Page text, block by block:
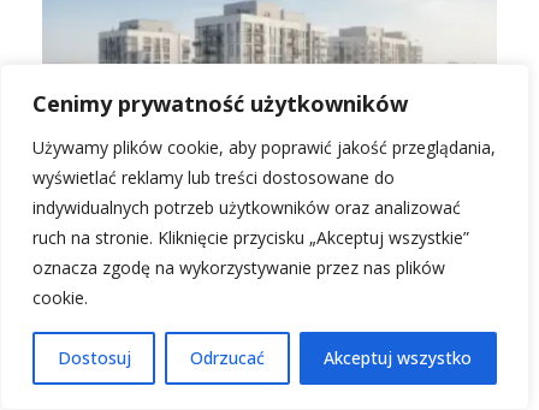
Cenimy prywatność użytkowników
Używamy plików cookie, aby poprawić jakość przeglądania,
wyświetlać reklamy lub treści dostosowane do
indywidualnych potrzeb użytkowników oraz analizować
ruch na stronie. Kliknięcie przycisku „Akceptuj wszystkie”
oznacza zgodę na wykorzystywanie przez nas plików
cookie.
Dostosuj Odrzucać Akceptuj wszystko
Zasady zarządzania nieruchomościami w
nowoczesnych wspólnotach
Pedro Pedro Pedro: piosenka, remix, film,
Raffaella Carrà, Agatino Romero, Jaxomy